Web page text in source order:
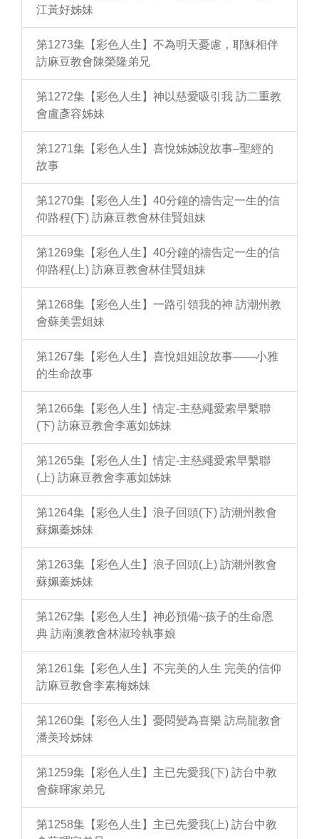
江黃好姊妹
第1273集【彩色人生】不為明天憂慮，耶穌相伴
訪麻豆教會陳榮隆弟兄
第1272集【彩色人生】神以慈愛吸引我 訪二重教
會盧彥容姊妹
第1271集【彩色人生】喜悅姊姊說故事–聖經的
故事
第1270集【彩色人生】40分鐘的禱告定一生的信
仰路程(下) 訪麻豆教會林佳賢姐妹
第1269集【彩色人生】40分鐘的禱告定一生的信
仰路程(上) 訪麻豆教會林佳賢姐妹
第1268集【彩色人生】一路引領我的神 訪潮州教
會蘇美雲姐妹
第1267集【彩色人生】喜悅姐姐說故事——小雅
的生命故事
第1266集【彩色人生】情定-主慈繩愛索早繫聯
(下) 訪麻豆教會李蕙如姊妹
第1265集【彩色人生】情定-主慈繩愛索早繫聯
(上) 訪麻豆教會李蕙如姊妹
第1264集【彩色人生】浪子回頭(下) 訪潮州教會
蘇姵蓁姊妹
第1263集【彩色人生】浪子回頭(上) 訪潮州教會
蘇姵蓁姊妹
第1262集【彩色人生】神必預備~孩子的生命恩
典 訪南澳教會林淑玲執事娘
第1261集【彩色人生】不完美的人生 完美的信仰
訪麻豆教會李素梅姊妹
第1260集【彩色人生】憂悶變為喜樂 訪烏龍教會
潘美玲姊妹
第1259集【彩色人生】主已先愛我(下) 訪台中教
會蘇暉家弟兄
第1258集【彩色人生】主已先愛我(上) 訪台中教